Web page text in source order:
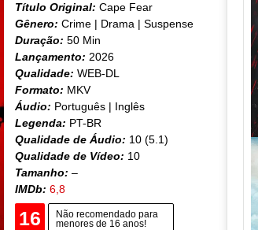
Título Original: Cape Fear
Gênero: Crime | Drama | Suspense
Duração: 50 Min
Lançamento: 2026
Qualidade: WEB-DL
Formato: MKV
Áudio: Português | Inglês
Legenda: PT-BR
Qualidade de Áudio: 10 (5.1)
Qualidade de Vídeo: 10
Tamanho: –
IMDb: 6,8
16
Não recomendado para
menores de 16 anos!